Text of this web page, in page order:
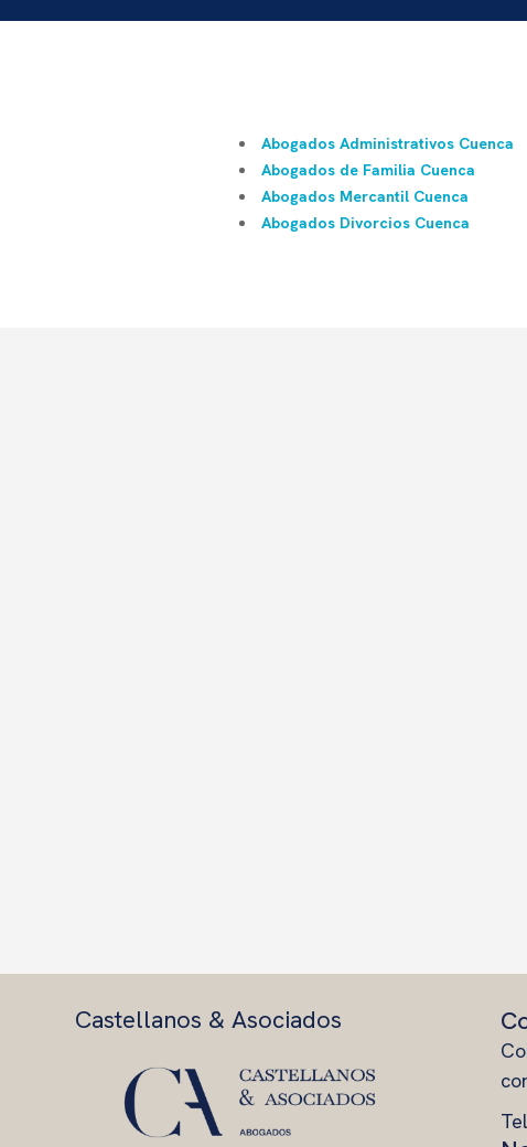
Abogados Administrativos Cuenca
Abogados de Familia Cuenca
Abogados Mercantil Cuenca
Abogados Divorcios Cuenca
Castellanos & Asociados